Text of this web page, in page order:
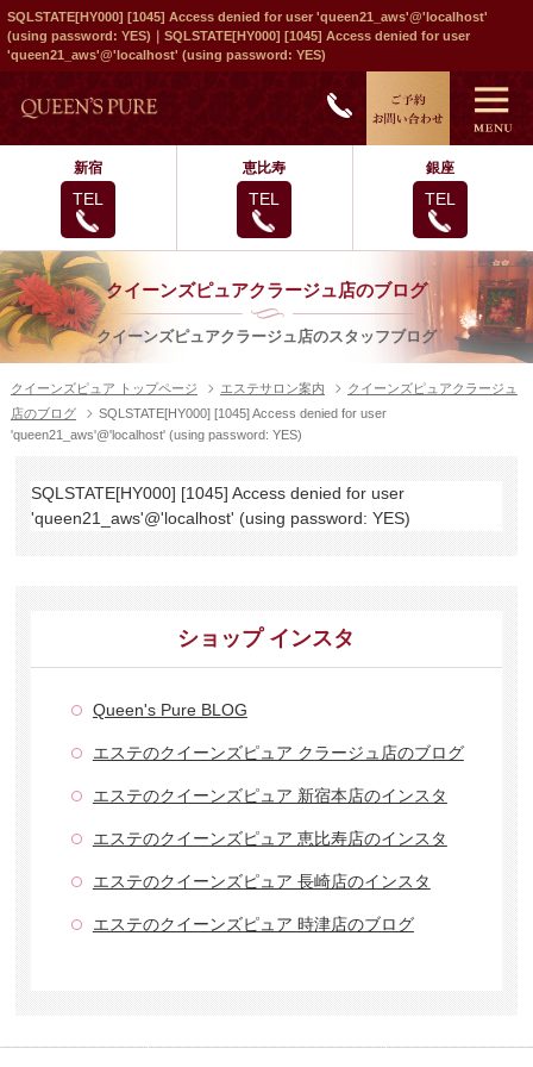
SQLSTATE[HY000] [1045] Access denied for user 'queen21_aws'@'localhost'
(using password: YES)｜SQLSTATE[HY000] [1045] Access denied for user
'queen21_aws'@'localhost' (using password: YES)
新宿
TEL
恵比寿
TEL
銀座
TEL
クイーンズピュアクラージュ店のブログ
クイーンズピュアクラージュ店のスタッフブログ
クイーンズピュア トップページ エステサロン案内
クイーンズピュアクラージュ
店のブログ
SQLSTATE[HY000] [1045] Access denied for user
'queen21_aws'@'localhost' (using password: YES)
SQLSTATE[HY000] [1045] Access denied for user
'queen21_aws'@'localhost' (using password: YES)
ショップ インスタ
Queen's Pure BLOG
エステのクイーンズピュア クラージュ店のブログ
エステのクイーンズピュア 新宿本店のインスタ
エステのクイーンズピュア 恵比寿店のインスタ
エステのクイーンズピュア 長崎店のインスタ
エステのクイーンズピュア 時津店のブログ